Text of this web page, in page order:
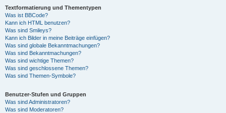
Textformatierung und Thementypen
Was ist BBCode?
Kann ich HTML benutzen?
Was sind Smileys?
Kann ich Bilder in meine Beiträge einfügen?
Was sind globale Bekanntmachungen?
Was sind Bekanntmachungen?
Was sind wichtige Themen?
Was sind geschlossene Themen?
Was sind Themen-Symbole?
Benutzer-Stufen und Gruppen
Was sind Administratoren?
Was sind Moderatoren?